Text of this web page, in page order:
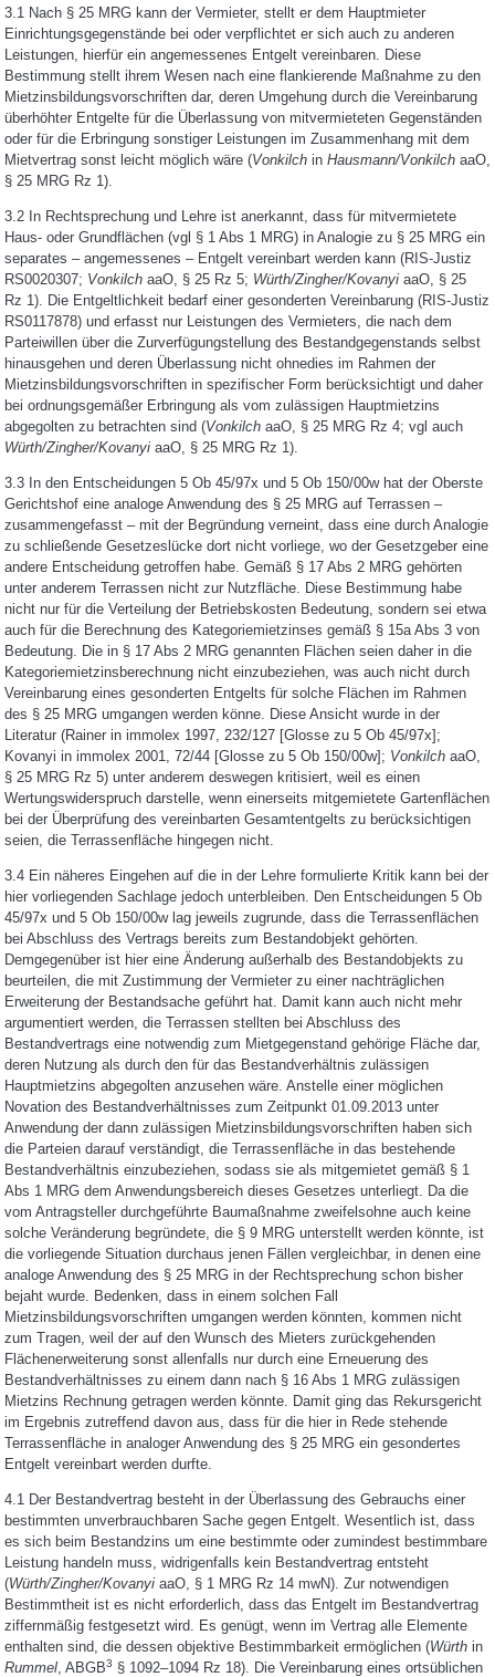
3.1 Nach § 25 MRG kann der Vermieter, stellt er dem Hauptmieter
Einrichtungsgegenstände bei oder verpflichtet er sich auch zu anderen
Leistungen, hierfür ein angemessenes Entgelt vereinbaren. Diese
Bestimmung stellt ihrem Wesen nach eine flankierende Maßnahme zu den
Mietzinsbildungsvorschriften dar, deren Umgehung durch die Vereinbarung
überhöhter Entgelte für die Überlassung von mitvermieteten Gegenständen
oder für die Erbringung sonstiger Leistungen im Zusammenhang mit dem
Mietvertrag sonst leicht möglich wäre (Vonkilchin Hausmann/VonkilchaaO,
§ 25 MRG Rz 1).
3.2 In Rechtsprechung und Lehre ist anerkannt, dass für mitvermietete
Haus- oder Grundflächen (vgl § 1 Abs 1 MRG) in Analogie zu § 25 MRG ein
separates – angemessenes – Entgelt vereinbart werden kann (RIS-Justiz
RS0020307; VonkilchaaO, § 25 Rz 5; Würth/Zingher/KovanyiaaO, § 25
Rz 1). Die Entgeltlichkeit bedarf einer gesonderten Vereinbarung (RIS-Justiz
RS0117878) und erfasst nur Leistungen des Vermieters, die nach dem
Parteiwillen über die Zurverfügungstellung des Bestandgegenstands selbst
hinausgehen und deren Überlassung nicht ohnedies im Rahmen der
Mietzinsbildungsvorschriften in spezifischer Form berücksichtigt und daher
bei ordnungsgemäßer Erbringung als vom zulässigen Hauptmietzins
abgegolten zu betrachten sind (VonkilchaaO, § 25 MRG Rz 4; vgl auch
Würth/Zingher/KovanyiaaO, § 25 MRG Rz 1).
3.3 In den Entscheidungen 5 Ob 45/97x und 5 Ob 150/00w hat der Oberste
Gerichtshof eine analoge Anwendung des § 25 MRG auf Terrassen –
zusammengefasst – mit der Begründung verneint, dass eine durch Analogie
zu schließende Gesetzeslücke dort nicht vorliege, wo der Gesetzgeber eine
andere Entscheidung getroffen habe. Gemäß § 17 Abs 2 MRG gehörten
unter anderem Terrassen nicht zur Nutzfläche. Diese Bestimmung habe
nicht nur für die Verteilung der Betriebskosten Bedeutung, sondern sei etwa
auch für die Berechnung des Kategoriemietzinses gemäß § 15a Abs 3 von
Bedeutung. Die in § 17 Abs 2 MRG genannten Flächen seien daher in die
Kategoriemietzinsberechnung nicht einzubeziehen, was auch nicht durch
Vereinbarung eines gesonderten Entgelts für solche Flächen im Rahmen
des § 25 MRG umgangen werden könne. Diese Ansicht wurde in der
Literatur (Rainer in immolex 1997, 232/127 [Glosse zu 5 Ob 45/97x];
Kovanyi in immolex 2001, 72/44 [Glosse zu 5 Ob 150/00w]; VonkilchaaO,
§ 25 MRG Rz 5) unter anderem deswegen kritisiert, weil es einen
Wertungswiderspruch darstelle, wenn einerseits mitgemietete Gartenflächen
bei der Überprüfung des vereinbarten Gesamtentgelts zu berücksichtigen
seien, die Terrassenfläche hingegen nicht.
3.4 Ein näheres Eingehen auf die in der Lehre formulierte Kritik kann bei der
hier vorliegenden Sachlage jedoch unterbleiben. Den Entscheidungen 5 Ob
45/97x und 5 Ob 150/00w lag jeweils zugrunde, dass die Terrassenflächen
bei Abschluss des Vertrags bereits zum Bestandobjekt gehörten.
Demgegenüber ist hier eine Änderung außerhalb des Bestandobjekts zu
beurteilen, die mit Zustimmung der Vermieter zu einer nachträglichen
Erweiterung der Bestandsache geführt hat. Damit kann auch nicht mehr
argumentiert werden, die Terrassen stellten bei Abschluss des
Bestandvertrags eine notwendig zum Mietgegenstand gehörige Fläche dar,
deren Nutzung als durch den für das Bestandverhältnis zulässigen
Hauptmietzins abgegolten anzusehen wäre. Anstelle einer möglichen
Novation des Bestandverhältnisses zum Zeitpunkt 01.09.2013 unter
Anwendung der dann zulässigen Mietzinsbildungsvorschriften haben sich
die Parteien darauf verständigt, die Terrassenfläche in das bestehende
Bestandverhältnis einzubeziehen, sodass sie als mitgemietet gemäß § 1
Abs 1 MRG dem Anwendungsbereich dieses Gesetzes unterliegt. Da die
vom Antragsteller durchgeführte Baumaßnahme zweifelsohne auch keine
solche Veränderung begründete, die § 9 MRG unterstellt werden könnte, ist
die vorliegende Situation durchaus jenen Fällen vergleichbar, in denen eine
analoge Anwendung des § 25 MRG in der Rechtsprechung schon bisher
bejaht wurde. Bedenken, dass in einem solchen Fall
Mietzinsbildungsvorschriften umgangen werden könnten, kommen nicht
zum Tragen, weil der auf den Wunsch des Mieters zurückgehenden
Flächenerweiterung sonst allenfalls nur durch eine Erneuerung des
Bestandverhältnisses zu einem dann nach § 16 Abs 1 MRG zulässigen
Mietzins Rechnung getragen werden könnte. Damit ging das Rekursgericht
im Ergebnis zutreffend davon aus, dass für die hier in Rede stehende
Terrassenfläche in analoger Anwendung des § 25 MRG ein gesondertes
Entgelt vereinbart werden durfte.
4.1 Der Bestandvertrag besteht in der Überlassung des Gebrauchs einer
bestimmten unverbrauchbaren Sache gegen Entgelt. Wesentlich ist, dass
es sich beim Bestandzins um eine bestimmte oder zumindest bestimmbare
Leistung handeln muss, widrigenfalls kein Bestandvertrag entsteht
(Würth/Zingher/KovanyiaaO, § 1 MRG Rz 14 mwN). Zur notwendigen
Bestimmtheit ist es nicht erforderlich, dass das Entgelt im Bestandvertrag
ziffernmäßig festgesetzt wird. Es genügt, wenn im Vertrag alle Elemente
enthalten sind, die dessen objektive Bestimmbarkeit ermöglichen (Würthin
Rummel, ABGB3 § 1092–1094 Rz 18). Die Vereinbarung eines ortsüblichen